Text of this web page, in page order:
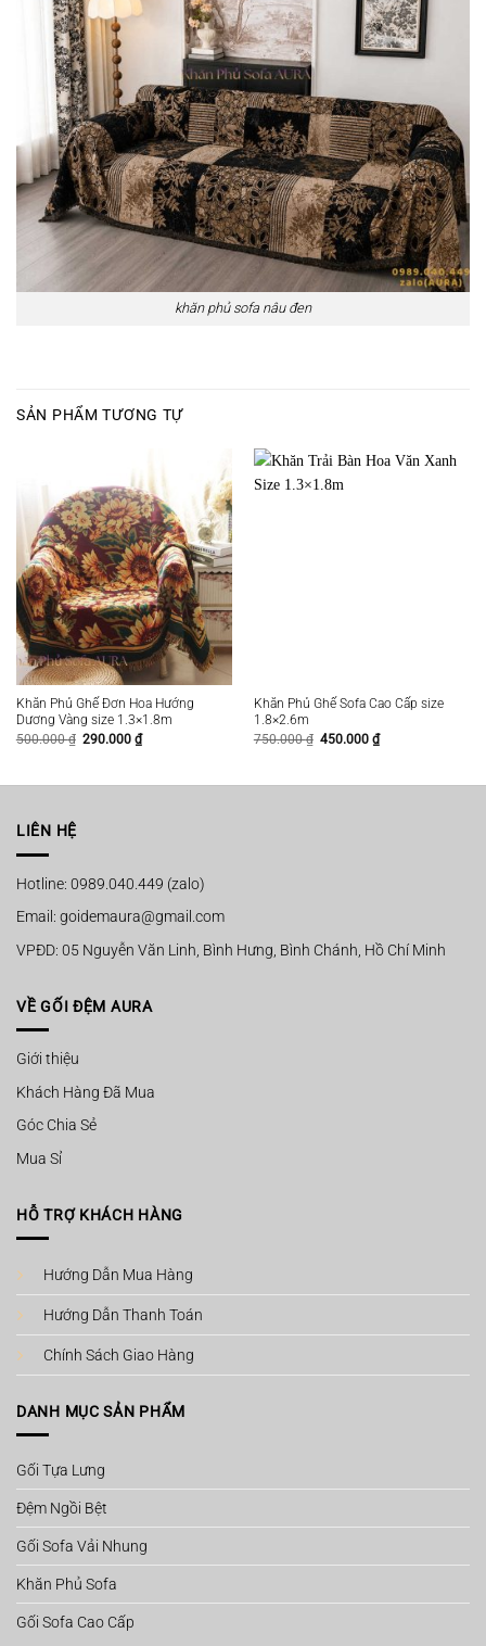
khăn phủ sofa nâu đen
SẢN PHẨM TƯƠNG TỰ
Khăn Phủ Ghế Đơn Hoa Hướng
Dương Vàng size 1.3×1.8m
500.000₫ Giá
290.000₫Giá
hiện
290.000 ₫.
Khăn Phủ Ghế Sofa Cao Cấp size
1.8×2.6m
750.000₫ Giá
450.000₫Giá
hiện
450.000 ₫.
LIÊN HỆ
Hotline: 0989.040.449 (zalo)
Email: goidemaura@gmail.com
VPĐD: 05 Nguyễn Văn Linh, Bình Hưng, Bình Chánh, Hồ Chí Minh
VỀ GỐI ĐỆM AURA
Giới thiệu
Khách Hàng Đã Mua
Góc Chia Sẻ
Mua Sỉ
HỖ TRỢ KHÁCH HÀNG
Hướng Dẫn Mua Hàng
Hướng Dẫn Thanh Toán
Chính Sách Giao Hàng
DANH MỤC SẢN PHẨM
Gối Tựa Lưng
Đệm Ngồi Bệt
Gối Sofa Vải Nhung
Khăn Phủ Sofa
Gối Sofa Cao Cấp